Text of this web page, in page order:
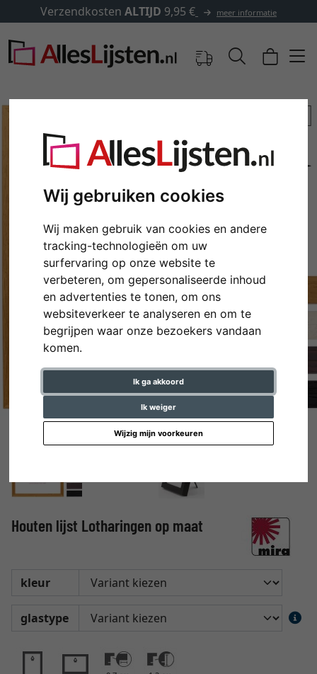
Wij gebruiken cookies
Wij maken gebruik van cookies en andere
tracking-technologieën om uw
surfervaring op onze website te
verbeteren, om gepersonaliseerde inhoud
en advertenties te tonen, om ons
websiteverkeer te analyseren en om te
begrijpen waar onze bezoekers vandaan
komen.
Ik ga akkoord
Ik weiger
Wijzig mijn voorkeuren
VerzendkostenALTIJD9,95 € meer informatie
Terug
Houten lijst Lotharingen op maat
kleur
glastype